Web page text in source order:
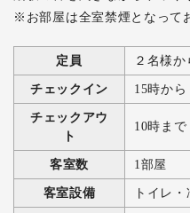
※お部屋は全室禁煙となって
定員 ２名様か
チェックイン 15時から
チェックアウ
ト
10時まで
客室数 1部屋
客室設備 トイレ